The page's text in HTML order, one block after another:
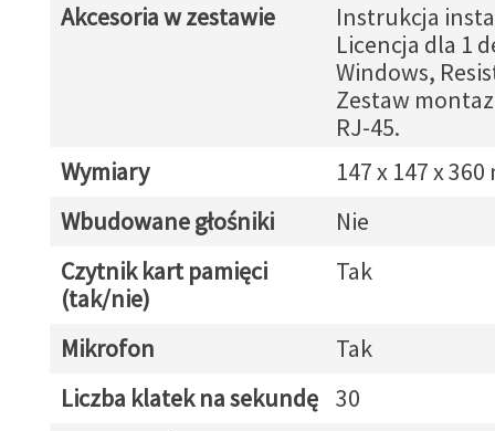
Akcesoria w zestawie
Instrukcja
Licencja dla 1
Windows,
Zestaw
RJ-45.
Wymiary
147 x 147 x 360
Wbudowane głośniki
Nie
Czytnik kart pamięci
(tak/nie)
Tak
Mikrofon
Tak
Liczba klatek na sekundę 30